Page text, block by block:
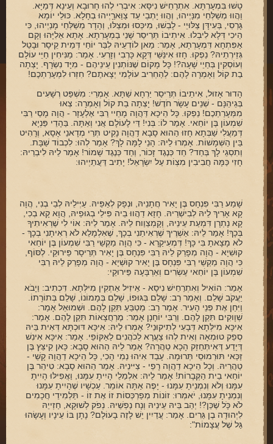
טָשׁוּ בִּמְעָרְתָּא. אִתְרָחֵישׁ נִיסָּא: אִיבְרִי לְהוּ חָרוּבָא וְעֵינָא דְּמַיָּא.
וַהֲווּ מְשַׁלְּחֵי מִנַּיְיהוּ, וְהֲווּ יָתְבֵי עַד צַוַּארַָיְיהוּ בְחָלָא. כּוּלֵי יוֹמָא
גָּרְסִי, בְּעִידָּן צַלּוּיֵי - לָבְשׁוּ, מִיכְּסוּ וּמְצַלּוּ, וְהָדָר מְשַׁלְּחֵי מָנַיְיהוּ, כִּי
הֵיכִי דְּלָא לִיבְלוּ. אִיתְיבוֹ תְּרֵיסַר שָׁנֵי בַמְעָרְתָא. אָתָא אֵלִיָּהוּ וְקָם
אַפִּתְחָא דִּמְעָרְתָא, אָמַר: מַאן לוֹדְעֵיהּ לְבַּר יוֹחַי דְּמֵית קֵיסָר וּבָטֵל
גְּזֵירְתֵיהּ? נַפְקוּ. חָזוּ אִינַּשֵּׁי דְּקָא כָּרְבִי וְזָרְעִי. אָמַר: מַנִּיחִין חַיֵּי עוֹלָם
וְעוֹסְקִין בְּחַיֵי שָׁעָה?! כָּל מָקוֹם שֶׁנּוֹתְנִין עֵינֵיהֶם - מִיָּד נִשְׂרָף. יָצְתָה
בַת קוֹל וְאָמְרָה לָהֶם: לְהַחְרִיב עוֹלָמִי יְצָאתֶם? חִזְרוּ לִמְעָרַתְכֶם!
הָדוּר אָזוּל, אִיתֵיבוֹ תְּרֵיסַר יַרְחָא שַׁתָּא. אָמְרֵי: מִשְׁפַּט רְשָׁעִים
בְּגֵיהֵנָּם - שְׁנֵים עָשָׂר חֹדֶשׁ! יָצְתָה בַת קוֹל וְאָמְרָה: צְאוּ
מִמְּעָרַתְכֶם! נַפְקוּ. כָּל הֵיכָא דַּהֲוָה מָחֵיי רַבִּי אֶלְעָזָר - הֲוָה מָסֵי רַבִּי
שִׁמְעוֹן בֶּן יוֹחַאי. אָמַר לוֹ: בְּנִי! דַּי לָעוֹלָם אֲנִי וְאַתָּה. בַּהָדֵי פַּנְיָא
דְּמַעֲלִי שַׁבְּתָא חָזוּ הַהוּא סָבָא דַהֲוָה נָקִיט תְּרֵי מְדָאנֵי אָסָא, וְרָהִיט
בֵּין הַשְּׁמָשׁוֹת. אָמְרוּ לֵיהּ: הָנֵי לָמָּה לָךְ? אָמַר לְהוּ: לִכְבוֹד שַׁבָּת.
וְתִסְגֵי לָךְ בְּחַד? חַד כְּנֶגֶד זָכוֹר, וְחַד כְּנֶגֶד שָׁמוֹר! אָמַר לֵיהּ לִיבְרֵיהּ:
חָזִי כַּמָּה חֲבִיבִין מִצְוֹת עַל יִשְׂרָאֵל! יָתִיב דַּעֲתֵיְיהוּ:
שָׁמַע רַבִּי פִּנְחָס בֶּן יָאִיר חֲתָנֵיהּ, וּנְפָק לְאַפֵּיהּ. עַיְּילֵיהּ לְבֵי בְנִי, הֲוָה
קָא אָרִיךְ לֵיהּ לְבִישְׁרֵיהּ. חָזָא דַהֲווּ בֵיה פִּילֵי בְגוּפֵיהּ, הֲוָא קָא בְכִי,
קָא נָתְרָן דִּמְעַת עֵינֵיהּ, וְקָמְצַוַוח לֵיהּ. אָמַר לֵיהּ: אוֹי לִי שֶׁרְאִיתִיךָ
בְּכָךְ! אָמַר לֵיהּ: אַשְׁרֶיךְ שֶׁרְאִיתַנִי בְכָךְ, שֶׁאִלְמָלֵא לֹא רְאִיתָנִי בְכָךְ -
לֹא מָצָאתָ בִּי כָּךְ! דְּמְעִיקַרָא - כִּי הֲוָה מַקְשֵׁי רַבִּי שִׁמְעוֹן בֶּן יוֹחַאי
קוּשִׁיָא - הֲוָה מְפָרֵק לֵיהּ רַבִּי פִּנְחָס בֶּן יָאִיר תְּרֵיסָר פֵּירוּקֵי. לְסּוֹף,
כִּי הֲוָה מַקְשֵׁי רַבִּי פִּנְחָס בֶּן יָאִיר קוּשְׁיָא - הֲוָה מְפָרֵק לֵיהּ רַבִּי
שִׁמְעוֹן בֶּן יוֹחַאי עֶשְׂרִים וְאַרְבָּעָה פֵּירוּקֵי:
אָמַר: הוֹאִיל וְאִתְרַחֵישׁ נִיסָא - אֵיזִיל אַתְקִין מִילְּתָא. דִּכְתִיב: וַיָבֹא
יַעֲקֹב שָׁלֵם. וְאָמַר רַב: שָׁלֵם בְּגּוּפוֹ, שָׁלֵם בְּמָמוֹנוֹ, שָׁלֵם בְּתוֹרָתוֹ.
וַיִּחַן אֶת פְּנֵי הָעִיר. אָמַר רַב: מַטְבֵּעַ תִּקֵן לָהֶם. וּשְׁמוּאֵל אָמַר:
שְׁוָוקִים תִּקֵן לָהֶם. וְרַבִּי יוֹחָנָן אָמַר: מֶרְחֲצָאוֹת תִּקֵן לָהֶם. אָמַר:
אִיכָּא מִילְּתָא דְּבָעִי לְתִיקוּנֵי? אָמְרוּ לֵיהּ: אִיכָּא דּוּכְתָּא דְּאִית בֵּיהּ
סְפֵק טוּמְאָה וְאִית לְהוּ צַעֲרָא לַכֹהֲנִים לַאַקּוֹפֵי. אָמַר: אִיכָּא אִינִשׁ
דְּיָדַע דְּאִיתְּחַזֵק הָכָא טַהֲרָה? אָמַר לֵיהּ הַהוּא סָבָא: כָּאן קִיצֵּץ בֶּן
זַכַּאי תּוּרְמוּסֵי תְּרוּמָה. עָבַד אִיהוּ נַמִי הָכִי, כָּל הֵיכָא דַהֲוָה קָשֵׁי -
טַהֲרֵיהּ. וְכָל הֵיכָא דַהֲוָה רָפֵי - צַיּינֵיהּ. אָמַר הַהוּא סָבָא: טִיהֵר בֶּן
יוֹחַאי בֵית הַקְּבָרוֹת! אָמַר לֵיהּ: אִלְמַלֵי הָיִיתָ עִמָּנוּ, וַאֲפִילּוּ הָיִיתָ
עִמָּנוּ וְלֹא וְנִמְנֵיתָ עִמָּנוּ - יָפֶה אַתָּה אוֹמֵר. עַכְשָׁיו שֶׁהָיִיתָ עִמָּנוּ
וְנִמְנֵיתָ עִמָּנוּ, יֹאמְרוּ: זוֹנוֹת מְפַרְכְּסוֹת זוֹ אֶת זוֹ - תַּלְמִידֵי חֲכָמִים
לֹא כָֹּל שֶׁכֵּן?! יְהַב בֵּיהּ עֵינֵיהּ וְנָח נַפְשֵׁיהּ. נְפֹק לְשׁוּקָא, חַזְייֵהּ
לִיְהוּדָה בֶן גֵּרִים. אָמַר: עֲדַיִין יֵשׁ לָזֶה בָעוֹלָם? נָתָן בּוֹ עֵינָיו וְעָשָׂהוּ
גַּל שֶׁל עֲצָמוֹת":